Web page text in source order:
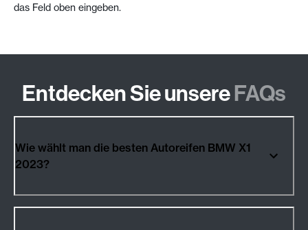
das Feld oben eingeben.
Entdecken Sie unsereFAQs
Wie wählt man die besten Autoreifen BMW X1
2023?